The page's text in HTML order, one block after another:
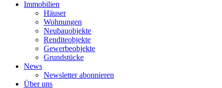
Immobilien
Häuser
Wohnungen
Neubauobjekte
Renditeobjekte
Gewerbeobjekte
Grundstücke
News
Newsletter abonnieren
Über uns